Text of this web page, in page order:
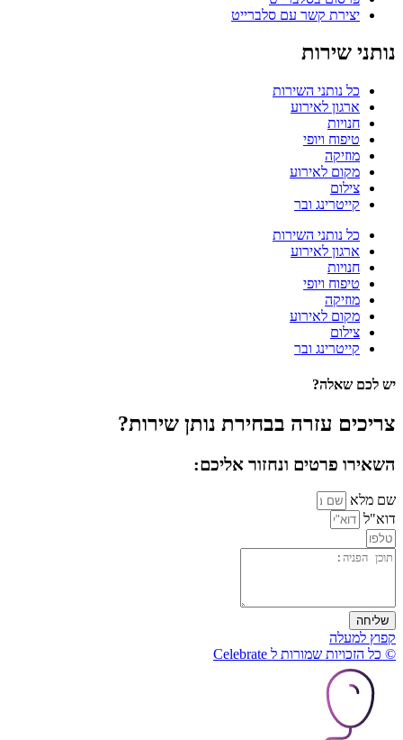
יצירת קשר עם סלברייט
נותני שירות
כל נותני השירות
ארגון לאירוע
חנויות
טיפוח ויופי
מוזיקה
מקום לאירוע
צילום
קייטרינג ובר
כל נותני השירות
ארגון לאירוע
חנויות
טיפוח ויופי
מוזיקה
מקום לאירוע
צילום
קייטרינג ובר
יש לכם שאלה?
צריכים עזרה בבחירת נותן שירות?
השאירו פרטים ונחזור אליכם:
שם מלא
דוא"ל
שליחה
קפוץ למעלה
© כל הזכויות שמורות ל Celebrate